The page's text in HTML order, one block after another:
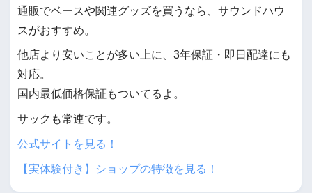
通販でベースや関連グッズを買うなら、サウンドハウ
スがおすすめ。
他店より安いことが多い上に、3年保証・即日配達にも
対応。
国内最低価格保証もついてるよ。
サックも常連です。
公式サイトを見る！
【実体験付き】ショップの特徴を見る！